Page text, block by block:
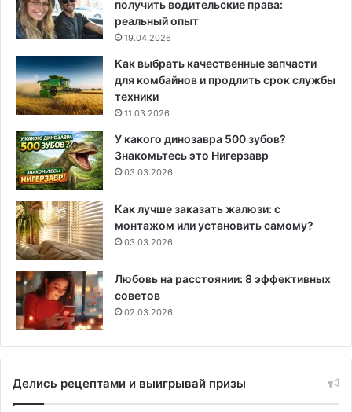
получить водительские права:
реальный опыт
19.04.2026
Как выбрать качественные запчасти
для комбайнов и продлить срок службы
техники
11.03.2026
У какого динозавра 500 зубов?
Знакомьтесь это Нигерзавр
03.03.2026
Как лучше заказать жалюзи: с
монтажом или установить самому?
03.03.2026
Любовь на расстоянии: 8 эффективных
советов
02.03.2026
Делись рецептами и выигрывай призы